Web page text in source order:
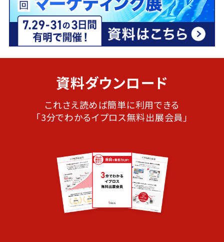
資料ダウンロード
これさえ読めば簡単に利用できる
「3分でわかるイプロス無料出展会員」